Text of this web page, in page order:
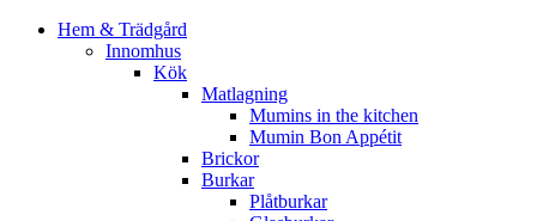
Hem & Trädgård
Innomhus
Kök
Matlagning
Mumins in the kitchen
Mumin Bon Appétit
Brickor
Burkar
Plåtburkar